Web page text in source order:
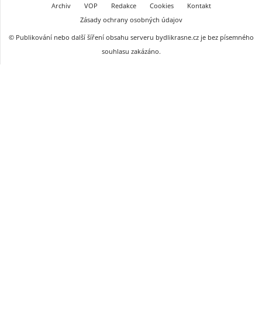
Archiv VOP Redakce Cookies
Kontakt
Zásady ochrany osobných údajov
© Publikování nebo další šíření obsahu serveru bydlikrasne.cz je bez písemného
souhlasu zakázáno.